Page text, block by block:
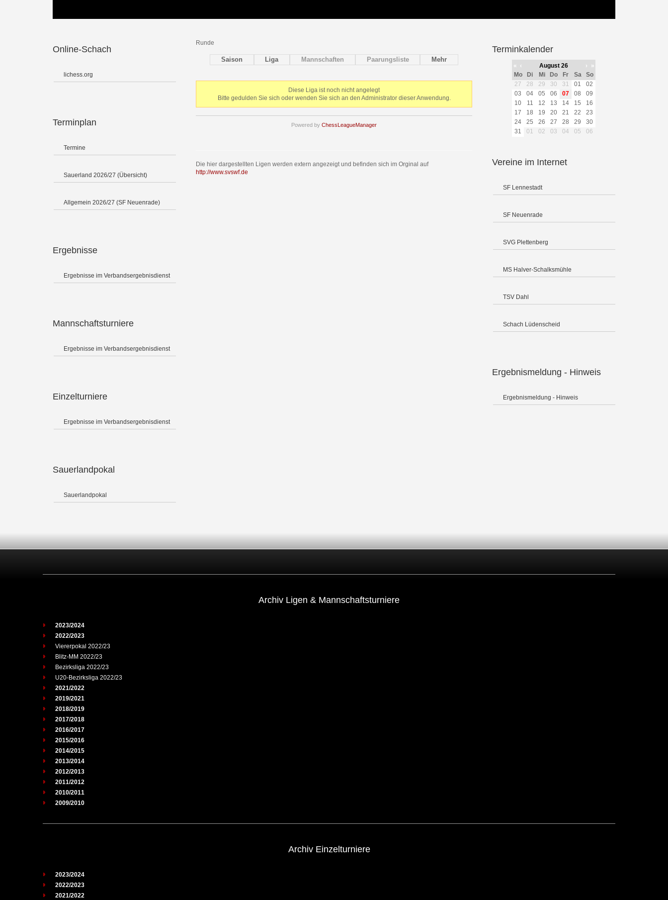
Online-Schach
lichess.org
Terminplan
Termine
Sauerland 2026/27 (Übersicht)
Allgemein 2026/27 (SF Neuenrade)
Ergebnisse
Ergebnisse im Verbandsergebnisdienst
Mannschaftsturniere
Ergebnisse im Verbandsergebnisdienst
Einzelturniere
Ergebnisse im Verbandsergebnisdienst
Sauerlandpokal
Sauerlandpokal
Runde
Saison Liga Mannschaften Paarungsliste Mehr
Diese Liga ist noch nicht angelegt
Bitte gedulden Sie sich oder wenden Sie sich an den Administrator dieser Anwendung.
Powered by ChessLeagueManager
Die hier dargestellten Ligen werden extern angezeigt und befinden sich im Orginal auf
http://www.svswf.de
Terminkalender
« ‹ August 26 ›
»
Mo
Di Mi Do Fr Sa
So
27
28 29 30 31 01
02
03
04 05 06 07 08
09
10
11 12 13 14 15
16
17
18 19 20 21 22
23
24
25 26 27 28 29
30
31
01 02 03 04 05 06
Vereine im Internet
SF Lennestadt
SF Neuenrade
SVG Plettenberg
MS Halver-Schalksmühle
TSV Dahl
Schach Lüdenscheid
Ergebnismeldung - Hinweis
Ergebnismeldung - Hinweis
Archiv Ligen & Mannschaftsturniere
2023/2024
2022/2023
Viererpokal 2022/23
Blitz-MM 2022/23
Bezirksliga 2022/23
U20-Bezirksliga 2022/23
2021/2022
2019/2021
2018/2019
2017/2018
2016/2017
2015/2016
2014/2015
2013/2014
2012/2013
2011/2012
2010/2011
2009/2010
Archiv Einzelturniere
2023/2024
2022/2023
2021/2022